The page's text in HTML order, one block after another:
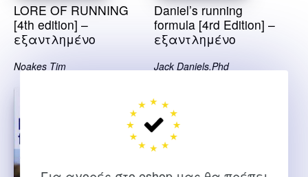
LORE OF RUNNING
[4th edition] –
εξαντλημένο
Noakes Tim
Daniel’s running
formula [4rd Edition] –
εξαντλημένο
Jack Daniels,Phd